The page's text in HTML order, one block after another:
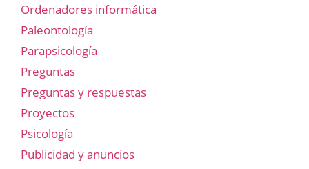
Ordenadores informática
Paleontología
Parapsicología
Preguntas
Preguntas y respuestas
Proyectos
Psicología
Publicidad y anuncios